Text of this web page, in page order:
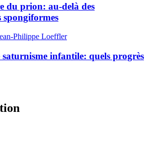
du prion: au-delà des
spongiformes
Philippe Loeffler
infantile: quels progrès